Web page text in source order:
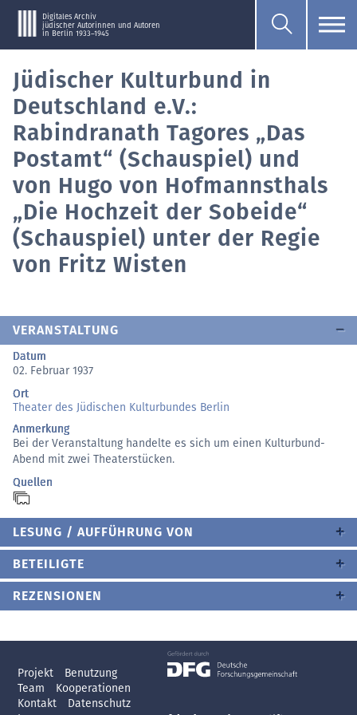
Digitales Archiv
jüdischer Autorinnen und Autoren
in Berlin 1933–1945
Jüdischer Kulturbund in
Deutschland e.V.:
Rabindranath Tagores „Das
Postamt“ (Schauspiel) und
von Hugo von Hofmannsthals
„Die Hochzeit der Sobeide“
(Schauspiel) unter der Regie
von Fritz Wisten
VERANSTALTUNG
Datum
02. Februar 1937
Ort
Theater des Jüdischen Kulturbundes Berlin
Anmerkung
Bei der Veranstaltung handelte es sich um einen Kulturbund-
Abend mit zwei Theaterstücken.
Quellen
LESUNG / AUFFÜHRUNG VON
BETEILIGTE
REZENSIONEN
Projekt
Benutzung
Team
Kooperationen
Kontakt
Datenschutz